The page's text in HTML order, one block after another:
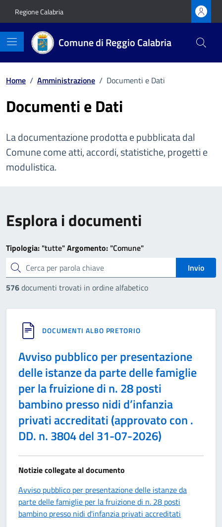
Regione Calabria
Comune di Reggio Calabria
Home / Amministrazione / Documenti e Dati
Documenti e Dati
La documentazione prodotta e pubblicata dal
Comune come atti, accordi, statistiche, progetti e
modulistica.
Esplora i documenti
Tipologia: "tutte"Argomento: "Comune"
cerca
Invio
576documenti trovati in ordine alfabetico
DOCUMENTI ALBO PRETORIO
Avviso pubblico per presentazione
delle istanze da parte delle famiglie
per la fruizione di n. 28 posti
bambino presso nidi d’infanzia
privati accreditati (approvato con .
DD. n. 3804 del 31-07-2026)
Notizie collegate al documento
Avviso pubblico per presentazione delle istanze da
parte delle famiglie per la fruizione di n. 28 posti
bambino presso nidi d'infanzia privati accreditati